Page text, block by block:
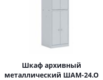
Шкаф архивный
металлический ШАМ-24.О